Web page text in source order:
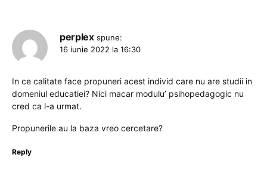
perplex spune:
16 iunie 2022 la 16:30
In ce calitate face propuneri acest individ care nu are studii in
domeniul educatiei? Nici macar modulu’ psihopedagogic nu
cred ca l-a urmat.
Propunerile au la baza vreo cercetare?
Reply